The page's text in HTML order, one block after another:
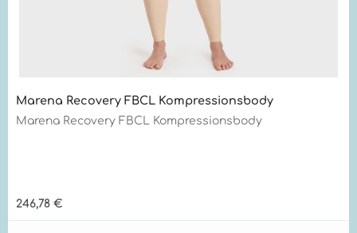
Marena Recovery FBCL Kompressionsbody
Marena Recovery FBCL Kompressionsbody
Regulärer Preis:
246,78 €